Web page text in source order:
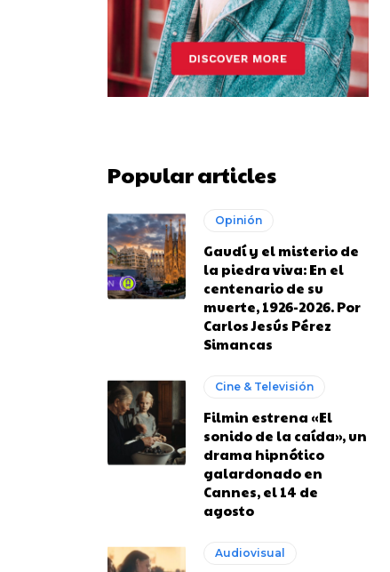
Popular articles
Opinión
Gaudí y el misterio de
la piedra viva: En el
centenario de su
muerte, 1926-2026. Por
Carlos Jesús Pérez
Simancas
Cine & Televisión
Filmin estrena «El
sonido de la caída», un
drama hipnótico
galardonado en
Cannes, el 14 de
agosto
Audiovisual